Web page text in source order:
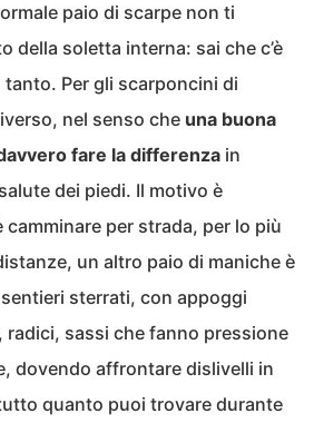
paio di scarpe non ti
della soletta interna: sai che c’è
tanto. Per gli scarponcini di
nel senso che una buona
fare la differenza in
dei piedi. Il motivo è
per strada, per lo più
un altro paio di maniche è
sterrati, con appoggi
radici, sassi che fanno pressione
dovendo affrontare dislivelli in
quanto puoi trovare durante